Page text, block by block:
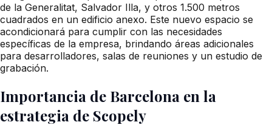
de la Generalitat, Salvador Illa, y otros 1.500 metros
cuadrados en un edificio anexo. Este nuevo espacio se
acondicionará para cumplir con las necesidades
específicas de la empresa, brindando áreas adicionales
para desarrolladores, salas de reuniones y un estudio de
grabación.
Importancia de Barcelona en la
estrategia de Scopely